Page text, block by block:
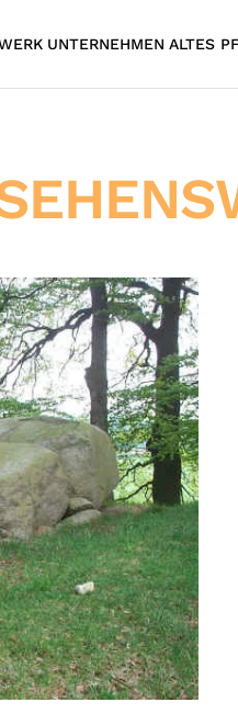
UNTERNEHMEN ALTES